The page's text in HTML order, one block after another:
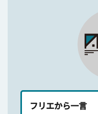
フリエから一言